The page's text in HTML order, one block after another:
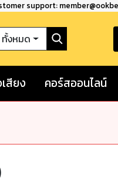
support:
ทั้งหมด
สียง คอร์สออนไลน์